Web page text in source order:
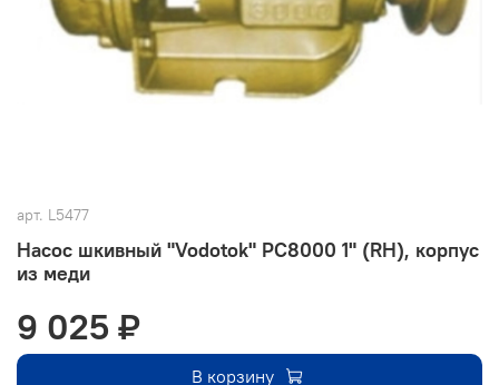
арт. L5477
Насос шкивный "Vodotok" РС8000 1" (RH), корпус
из меди
9 025 ₽
В корзину